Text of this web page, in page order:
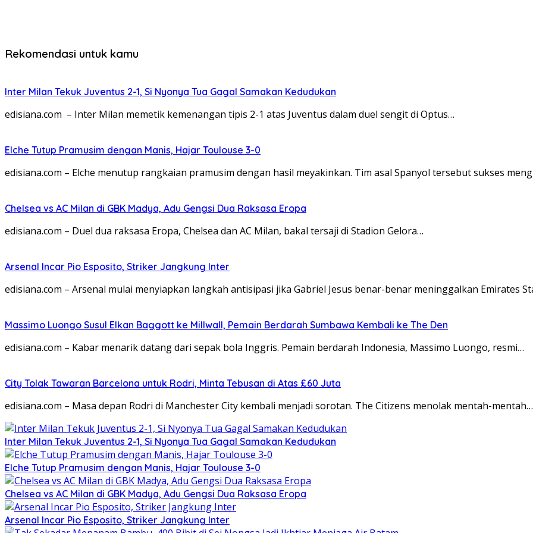
Rekomendasi untuk kamu
Inter Milan Tekuk Juventus 2-1, Si Nyonya Tua Gagal Samakan Kedudukan
edisiana.com – Inter Milan memetik kemenangan tipis 2-1 atas Juventus dalam duel sengit di Optus…
Elche Tutup Pramusim dengan Manis, Hajar Toulouse 3-0
edisiana.com – Elche menutup rangkaian pramusim dengan hasil meyakinkan. Tim asal Spanyol tersebut sukses
Chelsea vs AC Milan di GBK Madya, Adu Gengsi Dua Raksasa Eropa
edisiana.com – Duel dua raksasa Eropa, Chelsea dan AC Milan, bakal tersaji di Stadion Gelora…
Arsenal Incar Pio Esposito, Striker Jangkung Inter
edisiana.com – Arsenal mulai menyiapkan langkah antisipasi jika Gabriel Jesus benar-benar meninggalkan Emirates
Massimo Luongo Susul Elkan Baggott ke Millwall, Pemain Berdarah Sumbawa Kembali ke The Den
edisiana.com – Kabar menarik datang dari sepak bola Inggris. Pemain berdarah Indonesia, Massimo Luongo, resmi…
City Tolak Tawaran Barcelona untuk Rodri, Minta Tebusan di Atas £60 Juta
edisiana.com – Masa depan Rodri di Manchester City kembali menjadi sorotan. The Citizens menolak mentah-mentah…
Inter Milan Tekuk Juventus 2-1, Si Nyonya Tua Gagal Samakan Kedudukan
Elche Tutup Pramusim dengan Manis, Hajar Toulouse 3-0
Chelsea vs AC Milan di GBK Madya, Adu Gengsi Dua Raksasa Eropa
Arsenal Incar Pio Esposito, Striker Jangkung Inter